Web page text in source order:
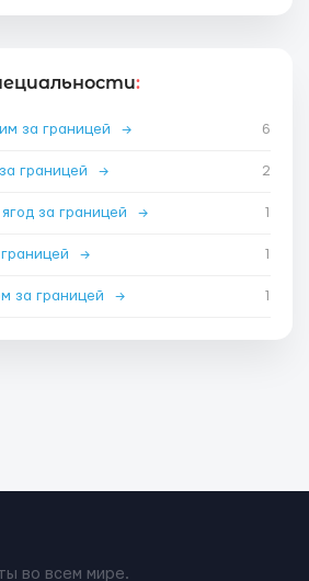
:
за границей → 6
границей → 2
за границей → 1
→ 1
за границей → 1
во всем мире.